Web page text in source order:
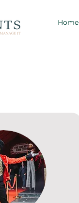
Home